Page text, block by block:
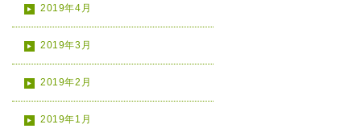
2019年4月
2019年3月
2019年2月
2019年1月